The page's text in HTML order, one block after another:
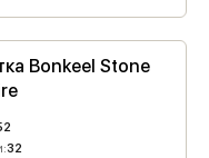
Bonkeel Stone
32